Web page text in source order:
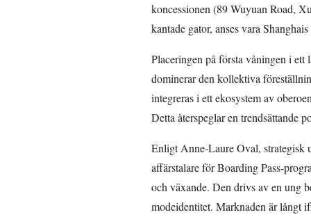
koncessionen (89 Wuyuan Road,
kantade gator, anses vara
Placeringen på första våningen i ett
dominerar den kollektiva
integreras i ett ekosystem av
Detta återspeglar en trendsättande
Enligt Anne-Laure Oval,
affärstalare för Boarding Pass-
och växande. Den drivs av en ung
modeidentitet. Marknaden är långt